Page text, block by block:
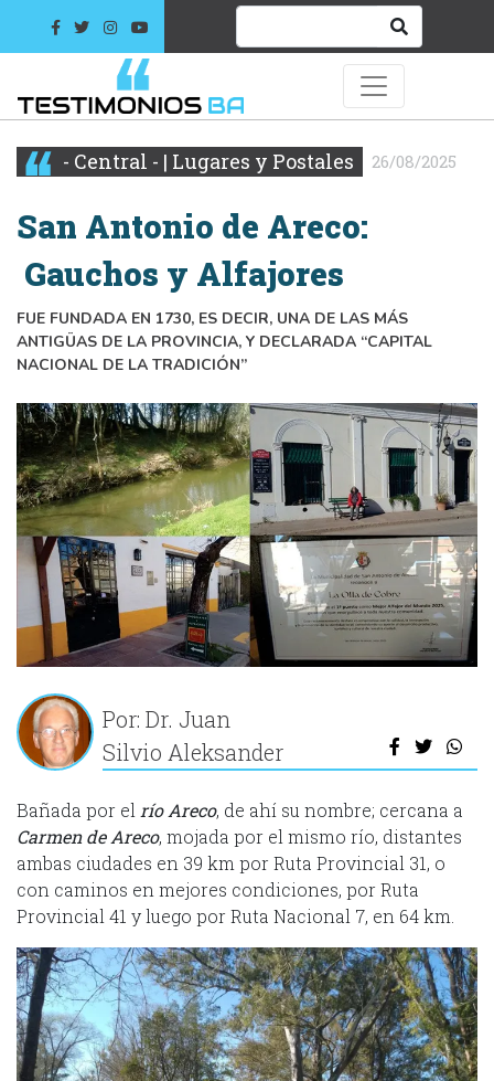
- Central - | Lugares y Postales 26/08/2025
San Antonio de Areco:
Gauchos y Alfajores
FUE FUNDADA EN 1730, ES DECIR, UNA DE LAS MÁS
ANTIGÜAS DE LA PROVINCIA, Y DECLARADA “CAPITAL
NACIONAL DE LA TRADICIÓN”
Por: Dr. Juan
Silvio Aleksander
Bañada por el río Areco, de ahí su nombre; cercana a
Carmen de Areco, mojada por el mismo río, distantes
ambas ciudades en 39 km por Ruta Provincial 31, o
con caminos en mejores condiciones, por Ruta
Provincial 41 y luego por Ruta Nacional 7, en 64 km.